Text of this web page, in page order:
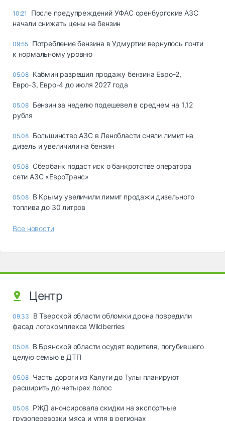
10:21
После предупреждений УФАС оренбургские АЗС
начали снижать цены на бензин
09:55 Потребление бензина в Удмуртии вернулось почти
к нормальному уровню
05.08 Кабмин разрешил продажу бензина Евро-2,
Евро-3, Евро-4 до июля 2027 года
05.08 Бензин за неделю подешевел в среднем на 1,12
рубля
05.08 Большинство АЗС в Ленобласти сняли лимит на
дизель и увеличили на бензин
05.08 Сбербанк подаст иск о банкротстве оператора
сети АЗС «ЕвроТранс»
05.08 В Крыму увеличили лимит продажи дизельного
топлива до 30 литров
Все новости
Центр
09:33
В Тверской области обломки дрона повредили
фасад логокомплекса Wildberries
05.08 В Брянской области осудят водителя, погубившего
целую семью в ДТП
05.08 Часть дороги из Калуги до Тулы планируют
расширить до четырех полос
05.08 РЖД анонсировала скидки на экспортные
грузоперевозки мяса и угля в регионах